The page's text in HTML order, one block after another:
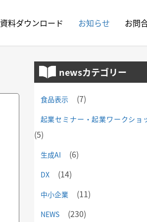
資料ダウンロード お知らせ お問
newsカテゴリー
食品表示 (7)
起業セミナー・起業ワークショ
(5)
生成AI (6)
DX (14)
中小企業 (11)
NEWS (230)